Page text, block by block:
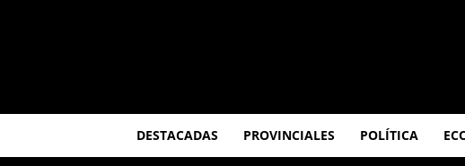
DESTACADAS PROVINCIALES POLÍTICA